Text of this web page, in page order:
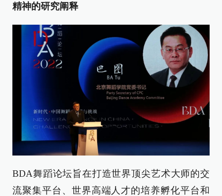
精神的研究阐释
BDA舞蹈论坛旨在打造世界顶尖艺术大师的交
流聚集平台、世界高端人才的培养孵化平台和